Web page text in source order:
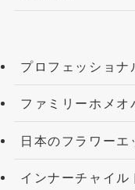
プロフェッショナ
ファミリーホメオ
日本のフラワーエ
インナーチャイル